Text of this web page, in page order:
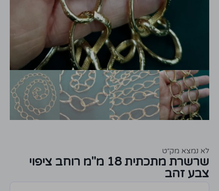
לא נמצא מק״ט
שרשרת מתכתית 18 מ"מ רוחב ציפוי
צבע זהב